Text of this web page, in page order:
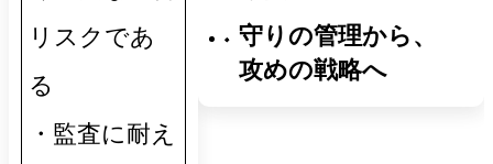
リスクであ
る
・監査に耐え
守りの管理から、
攻めの戦略へ